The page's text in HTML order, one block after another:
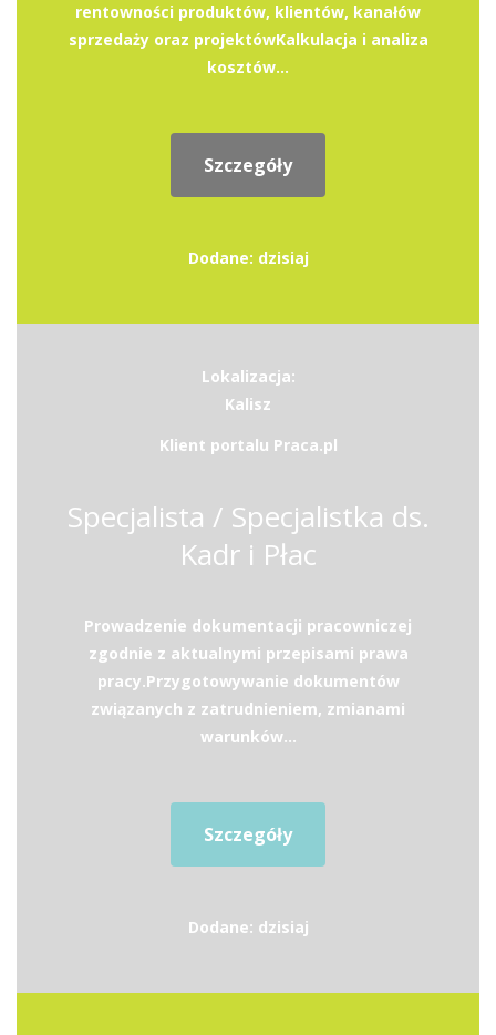
rentowności produktów, klientów, kanałów
sprzedaży oraz projektówKalkulacja i analiza
kosztów...
Szczegóły
Dodane: dzisiaj
Lokalizacja:
Kalisz
Klient portalu Praca.pl
Specjalista / Specjalistka ds.
Kadr i Płac
Prowadzenie dokumentacji pracowniczej
zgodnie z aktualnymi przepisami prawa
pracy.Przygotowywanie dokumentów
związanych z zatrudnieniem, zmianami
warunków...
Szczegóły
Dodane: dzisiaj